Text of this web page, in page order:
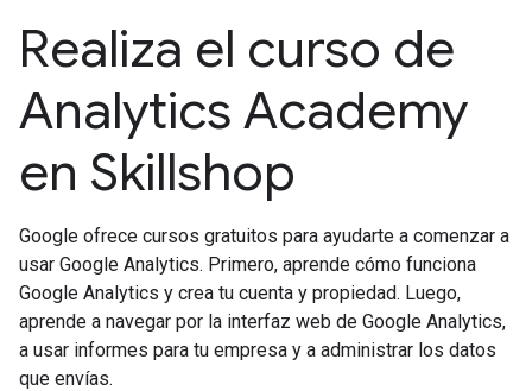
Realiza el curso de
Analytics Academy
en Skillshop
Google ofrece cursos gratuitos para ayudarte a comenzar a
usar Google Analytics. Primero, aprende cómo funciona
Google Analytics y crea tu cuenta y propiedad. Luego,
aprende a navegar por la interfaz web de Google Analytics,
a usar informes para tu empresa y a administrar los datos
que envías.